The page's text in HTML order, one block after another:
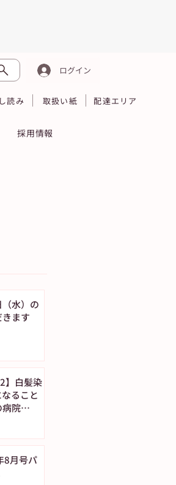
ログイン
読み 取扱い紙 配達エリア
採用情報
（水）の
ます
】白髪染
ること
病院
8月号パ